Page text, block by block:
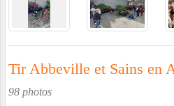
Tir Abbeville et Sains en
98 photos